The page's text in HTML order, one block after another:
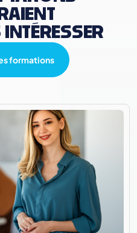
formations